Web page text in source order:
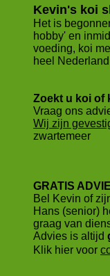
Kevin's koi
Het is
hobby' en
voeding, koi
heel
Zoekt u koi of
Vraag ons
Wij zijn
zwartemeer
GRATIS
Bel Kevin of
Hans (senior)
graag van
Advies is altijd
Klik hier voor